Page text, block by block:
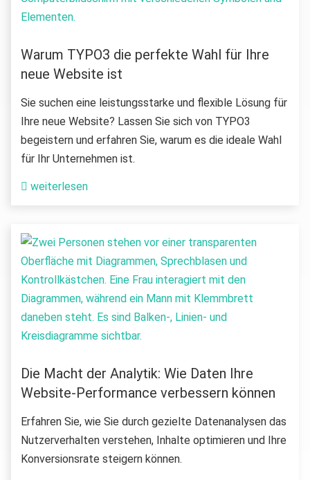
Warum TYPO3 die perfekte Wahl für Ihre
neue Website ist
Sie suchen eine leistungsstarke und flexible Lösung für
Ihre neue Website? Lassen Sie sich von TYPO3
begeistern und erfahren Sie, warum es die ideale Wahl
für Ihr Unternehmen ist.
weiterlesen
Die Macht der Analytik: Wie Daten Ihre
Website-Performance verbessern können
Erfahren Sie, wie Sie durch gezielte Datenanalysen das
Nutzerverhalten verstehen, Inhalte optimieren und Ihre
Konversionsrate steigern können.